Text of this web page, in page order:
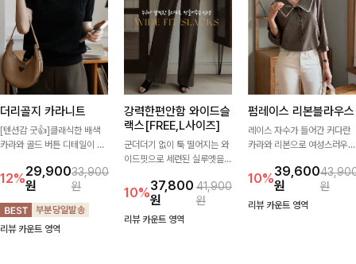
더리골지 카라니트
[텐션감 굿👍]클래식한 배색
카라와 골드 버튼 디테일이 세
입니다. 세로 골지 짜임이 슬림
한 실루엣을 연출해 단정하면
서도 여성스러운 무드를 완성
해드려요.
12%29,900
원
33,900
원
리뷰 카운트 영역
강력한편안함 와이드슬
랙스[FREE,L사이즈]
군더더기 없이 툭 떨어지는 와
이드핏으로 세련된 실루엣을
끔한 디자인과 롱한 기장감으
로 다리가 길어 보이고 뒷밴딩
으로 편안하기까지-
10%37,800
원
41,900
원
리뷰 카운트 영역
펌레이스 리본블라우스
레이스 자수가 들어간 커다란
카라와 리본으로 여성스러우면
껴지는 블라우스에요🤎
10%39,600
원
원
리뷰 카운트 영역